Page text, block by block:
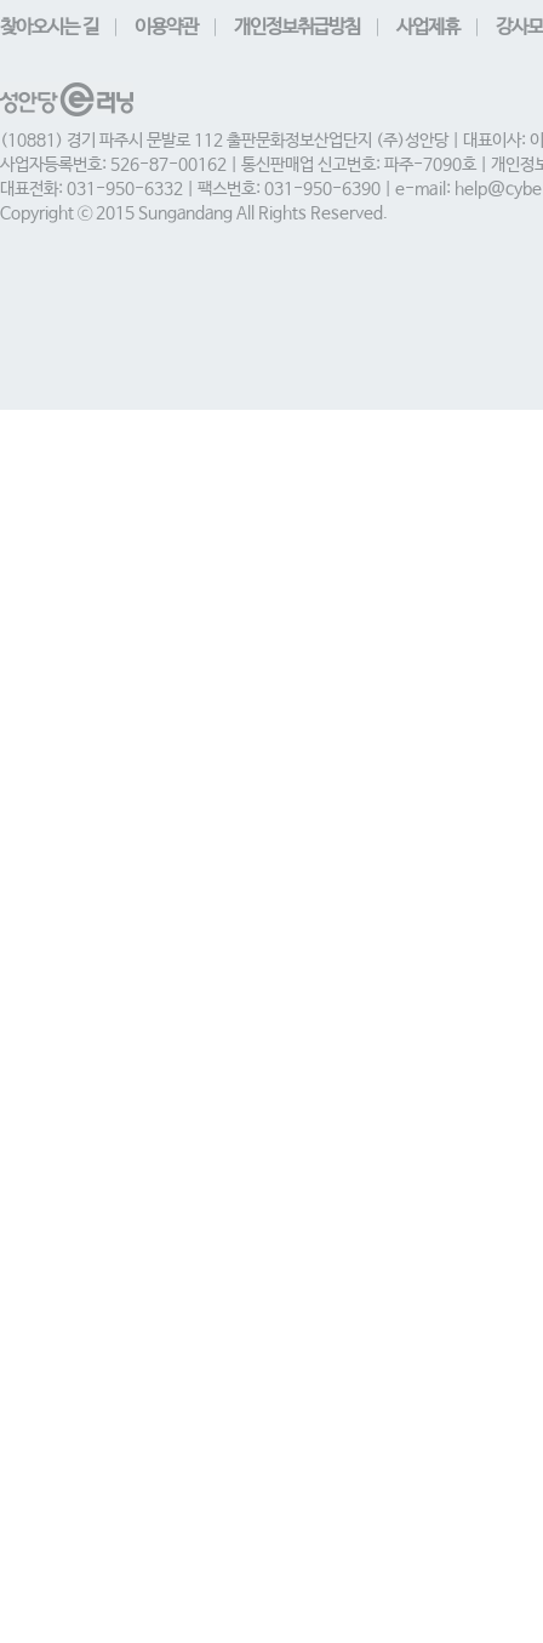
찾아오시는 길 이용약관 개인정보취급방침 사업제휴 강사
(10881) 경기 파주시 문발로 112 출판문화정보산업단지 (주)성안당 | 대표이사:
사업자등록번호: 526-87-00162 | 통신판매업 신고번호: 파주-7090호 | 개인정
대표전화: 031-950-6332 | 팩스번호: 031-950-6390 | e-mail:
Copyright ⓒ 2015 Sungandang All Rights Reserved.